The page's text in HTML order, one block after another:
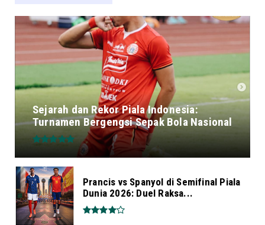
Sejarah dan Rekor Piala Indonesia:
Turnamen Bergengsi Sepak Bola Nasional
Prancis vs Spanyol di Semifinal Piala
Dunia 2026: Duel Raksa...